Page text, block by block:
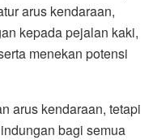
arus kendaraan,
kepada pejalan kaki,
menekan potensi
arus kendaraan, tetapi
bagi semua